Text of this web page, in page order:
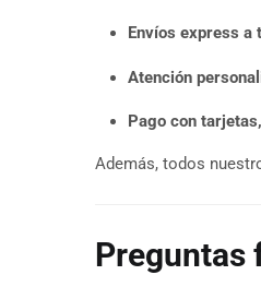
Envíos express a
Atención
Pago con
Además, todos
Preguntas